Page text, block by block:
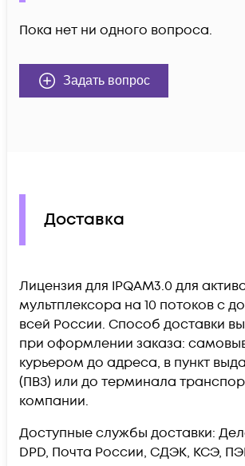
Пока нет ни одного вопроса.
Задать вопрос
Доставка
Лицензия для IPQAM3.0 для
мультплексора на 10 потоков c
всей России. Способ доставки
при оформлении заказа:
курьером до адреса, в пункт
(ПВЗ) или до терминала
компании.
Доступные службы доставки:
DPD, Почта России, СДЭК, КСЭ,